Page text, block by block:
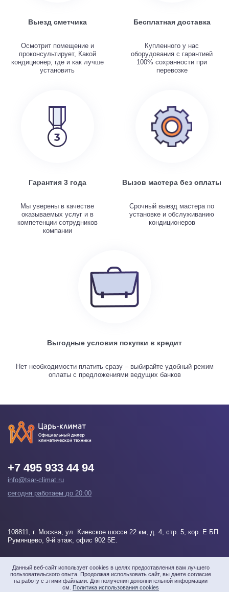
Данный веб-сайт использует cookies в целях предоставления вам лучшего
пользовательского опыта. Продолжая использовать сайт, вы даете согласие
на работу с этими файлами. Для получения дополнительной информации
см. Политика использования cookies
Выезд сметчика
Осмотрит помещение и
проконсультирует, Какой
кондиционер, где и как лучше
установить
Бесплатная доставка
Купленного у нас
оборудования с гарантией
100% сохранности при
перевозке
Гарантия 3 года
Мы уверены в качестве
оказываемых услуг и в
компетенции сотрудников
компании
Вызов мастера без оплаты
Срочный выезд мастера по
установке и обслуживанию
кондиционеров
Выгодные условия покупки в кредит
Нет необходимости платить сразу – выбирайте удобный режим
оплаты с предложениями ведущих банков
+7 495 933 44 94
info@tsar-climat.ru
сегодня работаем до 20:00
108811, г. Москва, ул. Киевское шоссе 22 км, д. 4, стр. 5, кор. Е БП
Румянцево, 9-й этаж, офис 902 5Е.
Напишите нам